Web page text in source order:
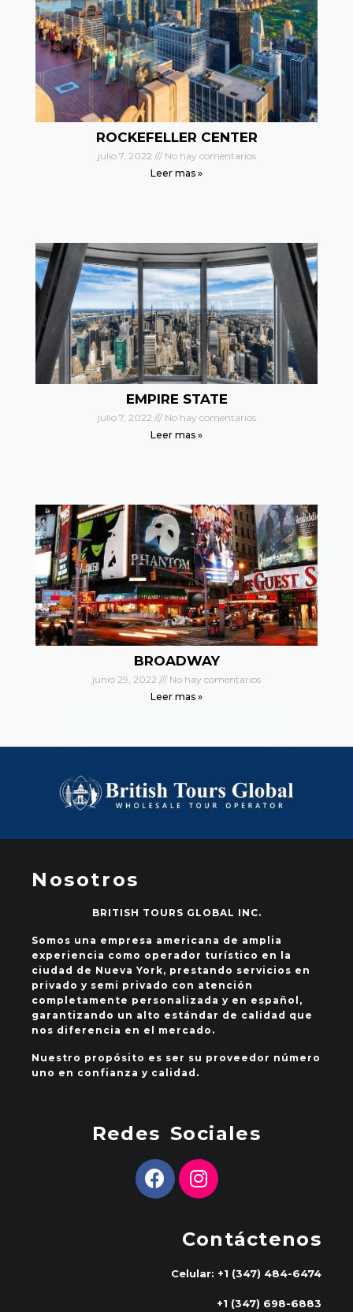
ROCKEFELLER CENTER
julio 7, 2022
No hay comentarios
Leer mas »
EMPIRE STATE
julio 7, 2022
No hay comentarios
Leer mas »
BROADWAY
junio 29, 2022
No hay comentarios
Leer mas »
Nosotros
BRITISH TOURS GLOBAL INC.
Somos una empresa americana de amplia
experiencia como operador turístico en la
ciudad de Nueva York, prestando servicios en
privado y semi privado con atención
completamente personalizada y en español,
garantizando un alto estándar de calidad que
nos diferencia en el mercado.
Nuestro propósito es ser su proveedor número
uno en confianza y calidad.
Redes Sociales
Contáctenos
Celular: +1 (347) 484-6474
+1 (347) 698-6883